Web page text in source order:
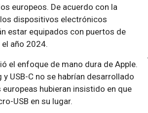
europeos. De acuerdo con la
dispositivos electrónicos
estar equipados con puertos de
el año 2024.
el enfoque de mano dura de Apple.
USB-C no se habrían desarrollado
hubieran insistido en que
USB en su lugar.